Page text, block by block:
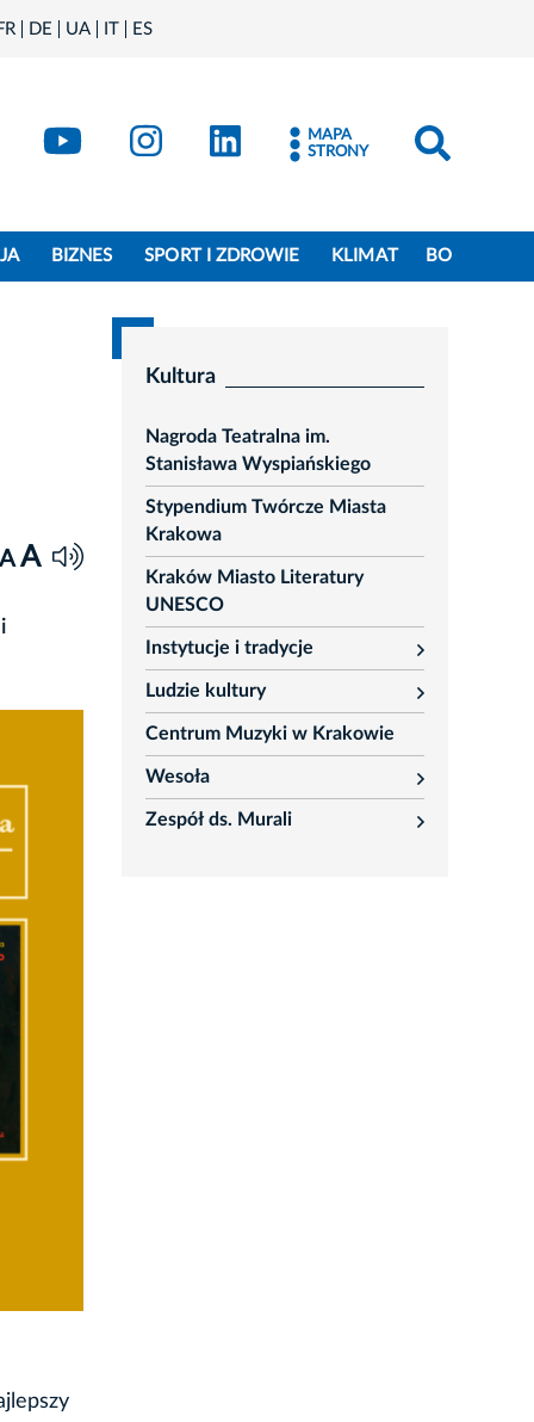
DE UA IT ES
Kraków - X
Kraków - YouTube
Kraków - Instagram
Kraków - LinkedIn
MAPA
STRONY
BIZNES SPORT I ZDROWIE KLIMAT BO
A A
Kultura
Nagroda Teatralna im.
Stanisława Wyspiańskiego
Stypendium Twórcze Miasta
Krakowa
Kraków Miasto Literatury
UNESCO
Instytucje i tradycje
rozwiń
Ludzie kultury
rozwiń
Centrum Muzyki w Krakowie
Wesoła
rozwiń
Zespół ds. Murali
rozwiń